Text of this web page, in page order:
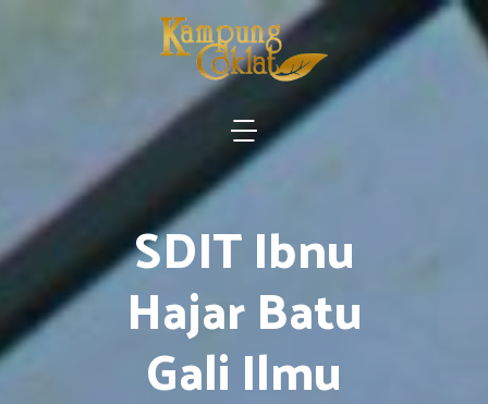
SDIT Ibnu
Hajar Batu
Gali Ilmu